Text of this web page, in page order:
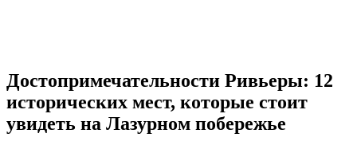
Достопримечательности Ривьеры: 12
исторических мест, которые стоит
увидеть на Лазурном побережье